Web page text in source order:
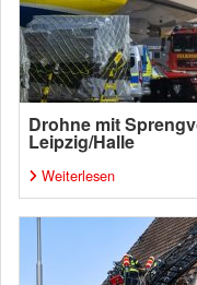
Drohne mit
Leipzig/Halle
Weiterlesen